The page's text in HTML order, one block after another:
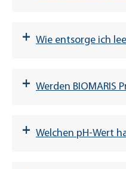
+ Wie entsorge ich
+ Werden BIOMARIS
+ Welchen pH-Wert